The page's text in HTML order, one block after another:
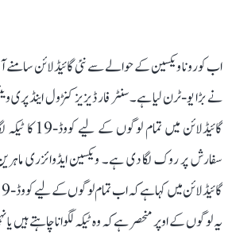
اب کورونا ویکسین کے حوالے سے نئی گائیڈلائن
نے بڑا یو-ٹرن لیا ہے۔ سنٹر فار ڈیزیز کنڑول اینڈ
گائیڈلائن میں
سفارش پر روک لگا دی ہے۔ ویکسین ایڈوائزری
یہ لوگوں کے اوپر منحصر ہے کہ وہ ٹیکہ لگوانا چاہتے